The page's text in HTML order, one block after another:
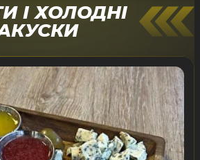
І ХОЛОДНІ